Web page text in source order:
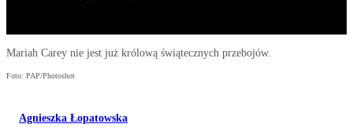
Mariah Carey nie jest już królową świątecznych przebojów.
Foto: PAP/Photoshot
Agnieszka Łopatowska